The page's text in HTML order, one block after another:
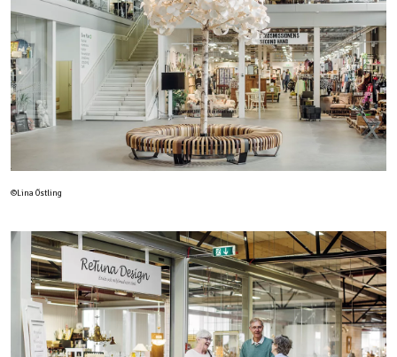
©Lina Östling